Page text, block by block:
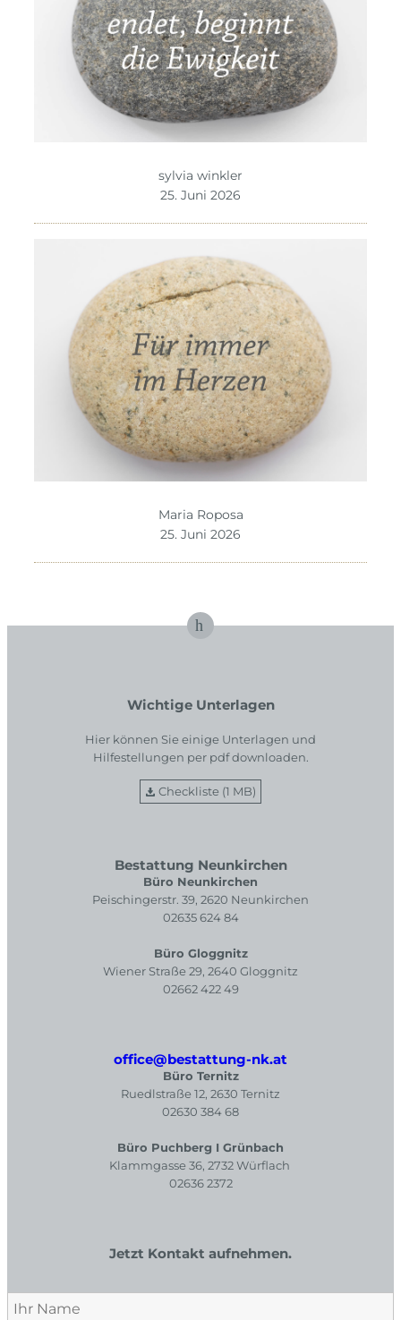
sylvia winkler
25. Juni 2026
Maria Roposa
25. Juni 2026
Wichtige Unterlagen
Hier können Sie einige Unterlagen und
Hilfestellungen per pdf downloaden.
Checkliste (1 MB)
Bestattung Neunkirchen
Büro Neunkirchen
Peischingerstr. 39, 2620 Neunkirchen
02635 624 84
Büro Gloggnitz
Wiener Straße 29, 2640 Gloggnitz
02662 422 49
office@bestattung-nk.at
Büro Ternitz
Ruedlstraße 12, 2630 Ternitz
02630 384 68
Büro Puchberg I Grünbach
Klammgasse 36, 2732 Würflach
02636 2372
Jetzt Kontakt aufnehmen.